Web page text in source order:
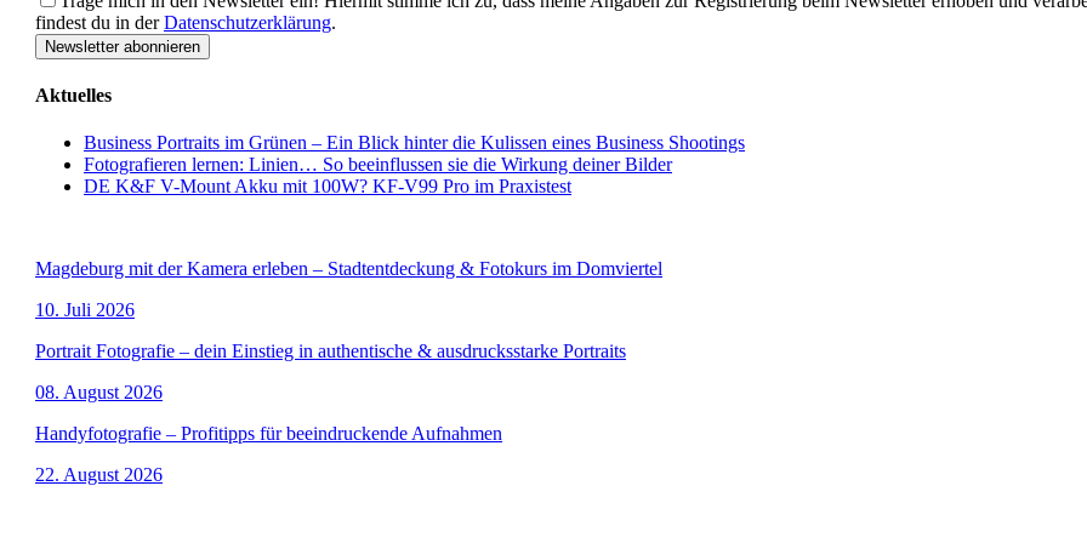
findest du in derDatenschutzerklärung.
Aktuelles
Business Portraits im Grünen – Ein Blick hinter die Kulissen eines Business Shootings
Fotografieren lernen: Linien… So beeinflussen sie die Wirkung deiner Bilder
DE K&F V-Mount Akku mit 100W? KF-V99 Pro im Praxistest
Magdeburg mit der Kamera erleben – Stadtentdeckung & Fotokurs im Domviertel
10. Juli 2026
Portrait Fotografie – dein Einstieg in authentische & ausdrucksstarke Portraits
08. August 2026
Handyfotografie – Profitipps für beeindruckende Aufnahmen
22. August 2026